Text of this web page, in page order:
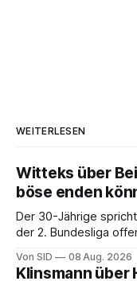
WEITERLESEN
Witteks über
böse enden
Der 30-Jährige
der 2. Bundesliga
Von SID 08 Aug. 2026
Klinsmann über